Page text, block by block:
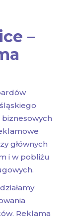
–
głównych
i w pobliżu
Reklama